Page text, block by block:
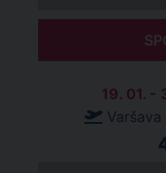
19. 01. -
Varšava